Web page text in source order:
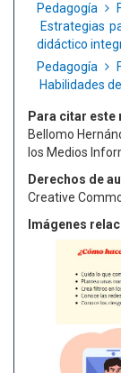
Pedagogía
Estrategias
didáctico
Pedagogía
Habilidades
Para citar este
Bellomo
los Medios
Derechos de
Creative
Imágenes